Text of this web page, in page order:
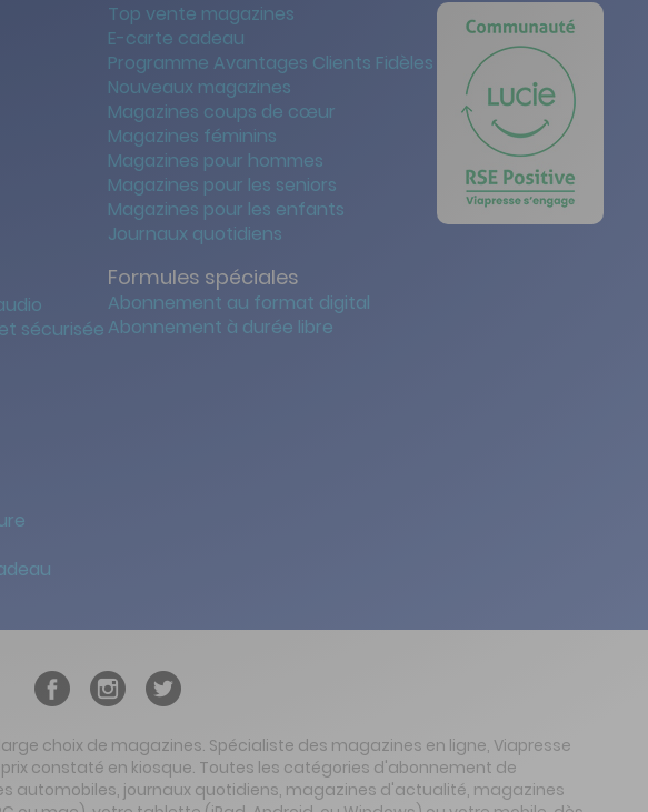
sécurisée
Top vente magazines
E-carte cadeau
Programme Avantages Clients Fidèles
Nouveaux magazines
Magazines coups de cœur
Magazines féminins
Magazines pour hommes
Magazines pour les seniors
Magazines pour les enfants
Journaux quotidiens
Formules spéciales
Abonnement au format digital
Abonnement à durée libre
choix de magazines. Spécialiste des magazines en ligne, Viapresse
constaté en kiosque. Toutes les catégories d'abonnement de
automobiles, journaux quotidiens, magazines d'actualité, magazines